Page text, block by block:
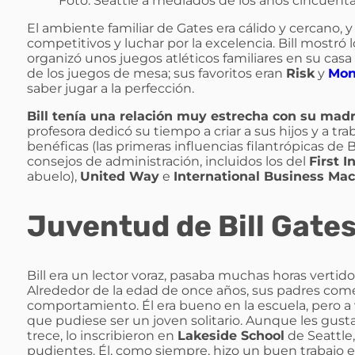
El ambiente familiar de Gates era cálido y cercano,
competitivos y luchar por la excelencia. Bill
organizó unos juegos atléticos familiares en su
de los juegos de mesa; sus favoritos eran Risky
saber jugar a la perfección.
Bill tenía una relación muy estrecha con su
profesora dedicó su tiempo a criar a sus hijos y a
benéficas (las primeras influencias filantrópicas de
consejos de administración, incluidos los del First
abuelo), United Way e International Business
Juventud de Bill
Bill era un lector voraz, pasaba muchas horas
Alrededor de la edad de once años, sus padres
comportamiento. Él era bueno en la escuela, pero
que pudiese ser un joven solitario. Aunque les
trece, lo inscribieron en Lakeside School de
pudientes. Él, como siempre, hizo un buen trabajo